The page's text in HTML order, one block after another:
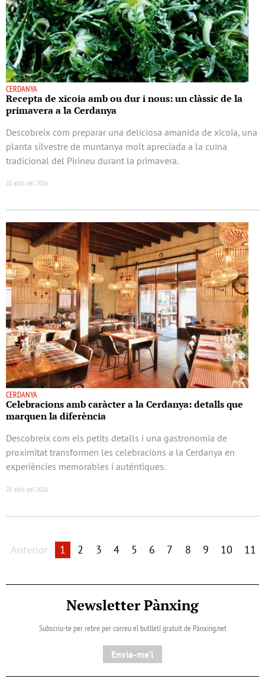
CERDANYA
Recepta de xicoia amb ou dur i nous: un clàssic de la
primavera a la Cerdanya
Descobreix com preparar una deliciosa amanida de xicoia, una
planta silvestre de muntanya molt apreciada a la cuina
tradicional del Pirineu durant la primavera.
28 abril del 2026
CERDANYA
Celebracions amb caràcter a la Cerdanya: detalls que
marquen la diferència
Descobreix com els petits detalls i una gastronomia de
proximitat transformen les celebracions a la Cerdanya en
experiències memorables i autèntiques.
28 abril del 2026
Anterior 1 2 3 4 5 6 7 8 9 10 11
Newsletter Pànxing
Subscriu-te per rebre per correu el butlletí gratuït de Pànxing.net​
Envia-me'l